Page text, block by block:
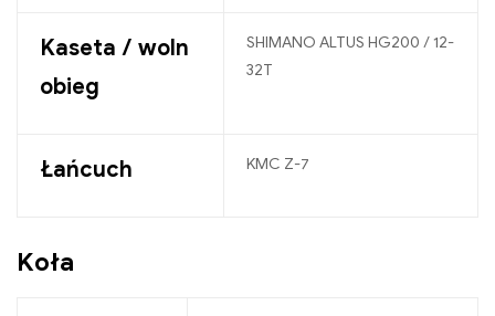
Kaseta / woln
obieg
SHIMANO ALTUS HG200 / 12-
32T
Łańcuch KMC Z-7
Koła